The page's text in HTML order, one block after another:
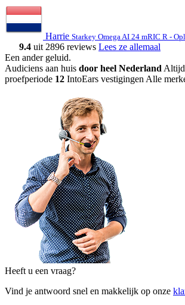
Harrie Starkey Omega AI 24 mRIC R -
9.4 uit 2896 reviews Lees ze allemaal
Een ander geluid.
Audiciens aan huis door heel Nederland
proefperiode 12 IntoEars vestigingen Alle
Heeft u een vraag?
Vind je antwoord snel en makkelijk op onze